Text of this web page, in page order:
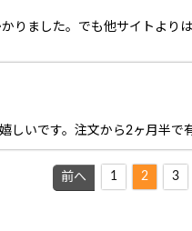
りました。でも他サイトより
しいです。注文から2ヶ月半で
前へ 1 2 3